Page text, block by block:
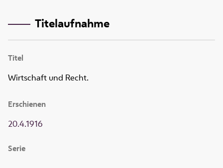
Titelaufnahme
Titel
Wirtschaft und Recht.
Erschienen
20.4.1916
Serie